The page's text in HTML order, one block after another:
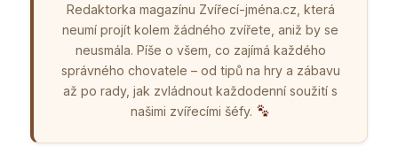
Redaktorka magazínu Zvířecí-jména.cz, která
neumí projít kolem žádného zvířete, aniž by se
neusmála. Píše o všem, co zajímá každého
správného chovatele – od tipů na hry a zábavu
až po rady, jak zvládnout každodenní soužití s
našimi zvířecími šéfy.